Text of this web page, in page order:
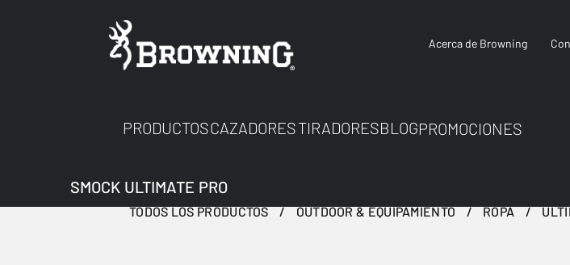
Acerca de Browning
PRODUCTOSCAZADORESTIRADORESBLOGPROMOCIONES
TODOS LOS PRODUCTOS OUTDOOR & EQUIPAMIENTO ROPA
SMOCK ULTIMATE PRO